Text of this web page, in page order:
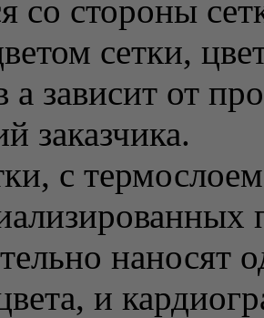
со стороны
сетки,
а зависит от
заказчика.
с
наносят
и